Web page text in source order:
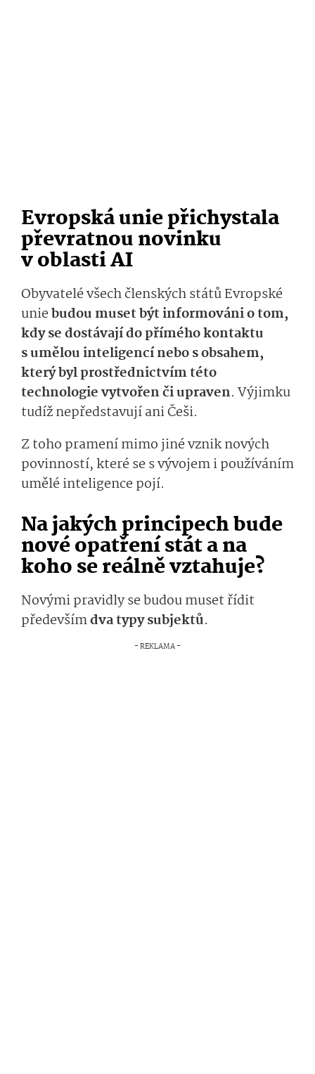
Evropská unie přichystala
převratnou novinku
v oblasti AI
Obyvatelé všech členských států Evropské
uniebudou muset být informováni o tom,
kdy se dostávají do příméhokontaktu
s umělou inteligencí nebo s obsahem,
který byl prostřednictvím této
technologie vytvořen či upraven. Výjimku
tudíž nepředstavují ani Češi.
Z toho pramení mimo jiné vznik nových
povinností, které se s vývojem i používáním
umělé inteligence pojí.
Na jakých principech bude
nové opatření stát a na
koho se reálně vztahuje?
Novými pravidly se budou muset řídit
předevšímdva typy subjektů.